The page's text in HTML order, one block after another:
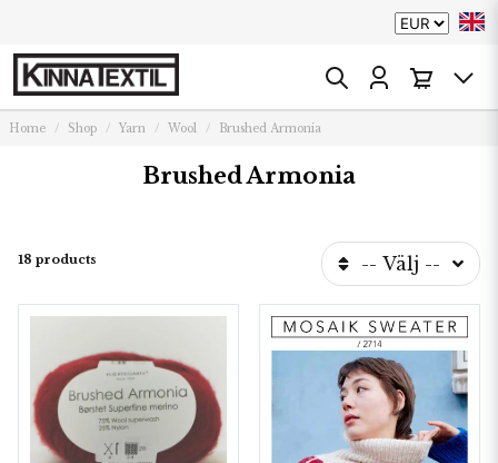
Home Shop Yarn Wool Brushed Armonia
Brushed Armonia
18 products -- Välj --